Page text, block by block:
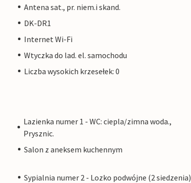
Antena sat., pr. niem.i skand.
DK-DR1
Internet Wi-Fi
Wtyczka do lad. el. samochodu
Liczba wysokich krzesełek: 0
Lazienka numer 1 - WC: ciepla/zimna woda.,
Prysznic.
Salon z aneksem kuchennym
Sypialnia numer 2 - Lozko podwójne (2 siedzenia)